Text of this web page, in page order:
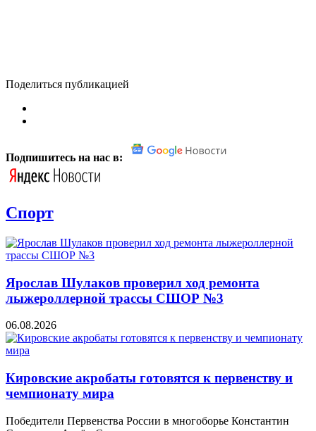
Поделиться публикацией
Подпишитесь на нас в:
Спорт
Ярослав Шулаков проверил ход ремонта
лыжероллерной трассы СШОР №3
06.08.2026
Кировские акробаты готовятся к первенству и
чемпионату мира
Победители Первенства России в многоборье Константин